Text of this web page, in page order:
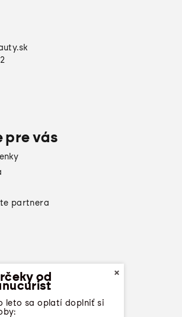
pre vás
partnera
nechty
×
od
leto sa oplatí doplniť si